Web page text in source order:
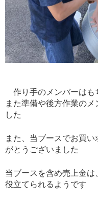
作り手のメンバーはも
また準備や後方作業の
した
また、当ブースでお買
がとうございました
当ブースを含め売上金
役立てられるようです